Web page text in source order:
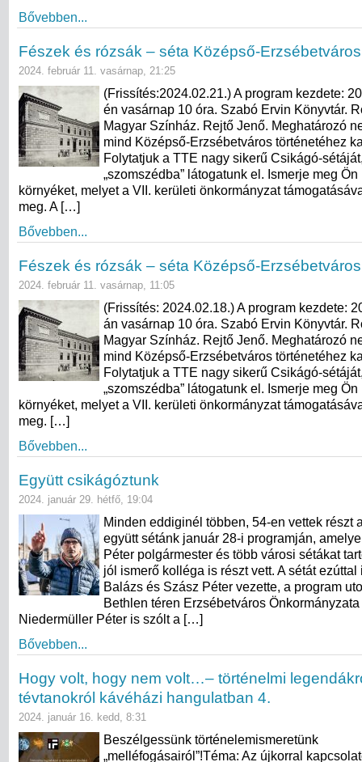
Bővebben...
Fészek és rózsák – séta Középső-
2024. február 11. vasárnap, 21:25
(Frissítés:2024.02.21.) A program kezdete:
én vasárnap 10 óra. Szabó Ervin Könyvtár.
Magyar Színház. Rejtő Jenő. Meghatározó
mind Középső-Erzsébetváros történetéhez
Folytatjuk a TTE nagy sikerű Csikágó-
„szomszédba” látogatunk el. Ismerje meg Ön
környéket, melyet a VII. kerületi önkormányzat
meg. A […]
Bővebben...
Fészek és rózsák – séta Középső-
2024. február 11. vasárnap, 11:05
(Frissítés: 2024.02.18.) A program kezdete:
án vasárnap 10 óra. Szabó Ervin Könyvtár.
Magyar Színház. Rejtő Jenő. Meghatározó
mind Középső-Erzsébetváros történetéhez
Folytatjuk a TTE nagy sikerű Csikágó-
„szomszédba” látogatunk el. Ismerje meg Ön
környéket, melyet a VII. kerületi önkormányzat
meg. […]
Bővebben...
Együtt csikágóztunk
2024. január 29. hétfő, 19:04
Minden eddiginél többen, 54-en vettek részt
együtt sétánk január 28-i programján,
Péter polgármester és több városi sétákat
jól ismerő kolléga is részt vett. A sétát ezúttal
Balázs és Szász Péter vezette, a program
Bethlen téren Erzsébetváros
Niedermüller Péter is szólt a […]
Bővebben...
Hogy volt, hogy nem volt…– történelmi
tévtanokról kávéházi hangulatban 4.
2024. január 16. kedd, 8:31
Beszélgessünk történelemismeretünk
„melléfogásairól”!Téma: Az újkorral